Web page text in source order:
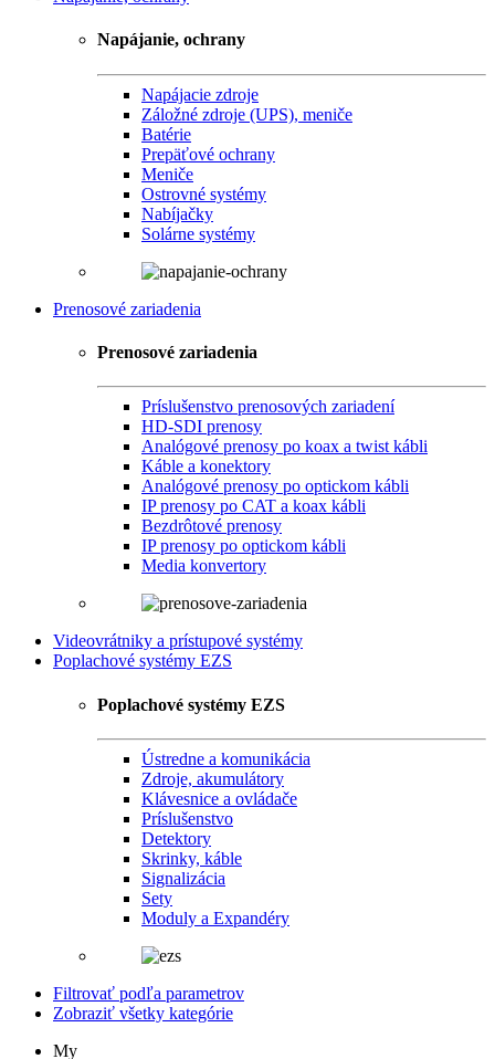
Napájanie, ochrany
Napájacie zdroje
Záložné zdroje (UPS), meniče
Batérie
Prepäťové ochrany
Meniče
Ostrovné systémy
Nabíjačky
Solárne systémy
Prenosové zariadenia
Prenosové zariadenia
Príslušenstvo prenosových zariadení
HD-SDI prenosy
Analógové prenosy po koax a twist kábli
Káble a konektory
Analógové prenosy po optickom kábli
IP prenosy po CAT a koax kábli
Bezdrôtové prenosy
IP prenosy po optickom kábli
Media konvertory
Videovrátniky a prístupové systémy
Poplachové systémy EZS
Poplachové systémy EZS
Ústredne a komunikácia
Zdroje, akumulátory
Klávesnice a ovládače
Príslušenstvo
Detektory
Skrinky, káble
Signalizácia
Sety
Moduly a Expandéry
Filtrovať podľa parametrov
Zobraziť všetky kategórie
My